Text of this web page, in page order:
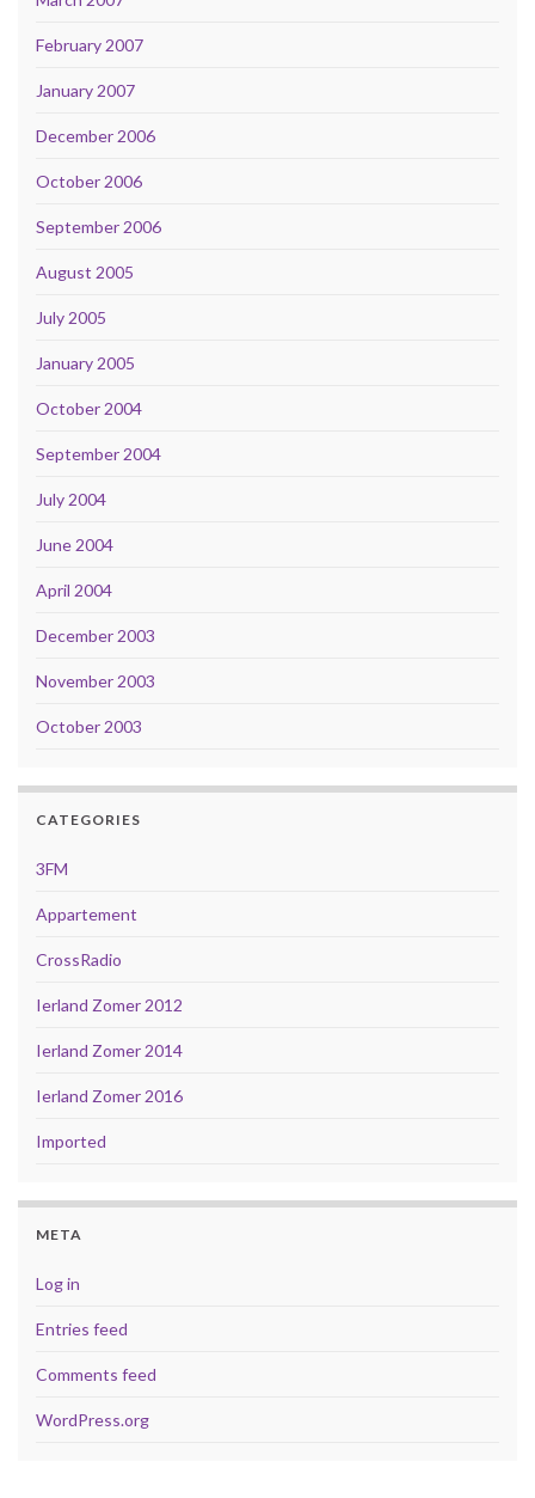
February 2007
January 2007
December 2006
October 2006
September 2006
August 2005
July 2005
January 2005
October 2004
September 2004
July 2004
June 2004
April 2004
December 2003
November 2003
October 2003
CATEGORIES
3FM
Appartement
CrossRadio
Ierland Zomer 2012
Ierland Zomer 2014
Ierland Zomer 2016
Imported
META
Log in
Entries feed
Comments feed
WordPress.org